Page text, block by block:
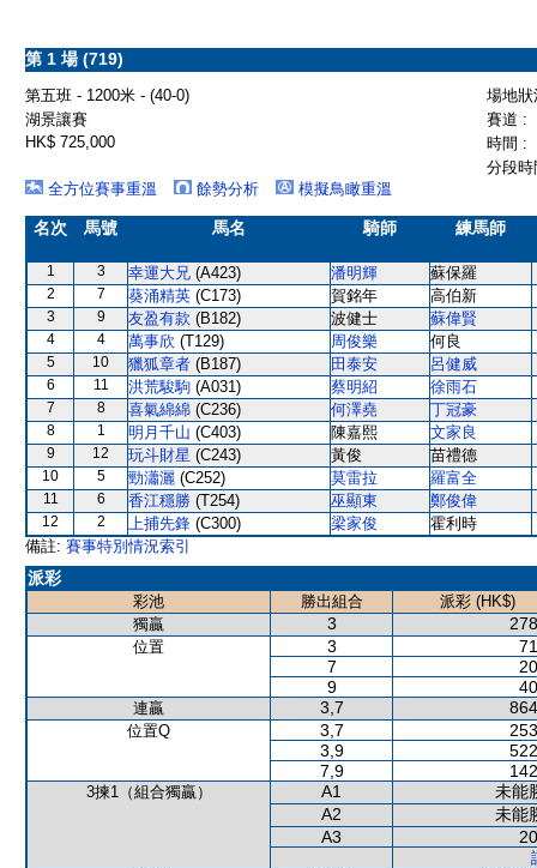
第 1 場 (719)
第五班 - 1200米 - (40-0)
場地
湖景讓賽
賽道 :
HK$ 725,000
時間 :
分段
全方位賽事重溫
餘勢分析 模擬鳥瞰重溫
名次 馬號 馬名 騎師 練馬師
1 3 幸運大兄 (A423) 潘明輝 蘇保羅
2 7 葵涌精英 (C173) 賀銘年 高伯新
3 9 友盈有款 (B182) 波健士 蘇偉賢
4 4 萬事欣 (T129) 周俊樂 何良
5 10 獵狐章者 (B187) 田泰安 呂健威
6 11 洪荒駿駒 (A031) 蔡明紹 徐雨石
7 8 喜氣綿綿 (C236) 何澤堯 丁冠豪
8 1 明月千山 (C403) 陳嘉熙 文家良
9 12 玩斗財星 (C243) 黃俊 苗禮德
10 5 勁瀟灑 (C252) 莫雷拉 羅富全
11 6 香江穩勝 (T254) 巫顯東 鄭俊偉
12 2 上捕先鋒 (C300) 梁家俊
霍利時
備註: 賽事特別情況索引
派彩
彩池 勝出組合
派彩 (HK$)
獨贏
3
位置 3
7
9
連贏 3,7
位置Q 3,7
3,9
7,9
3揀1（組合獨贏） A1
未能
A2
未能
A3